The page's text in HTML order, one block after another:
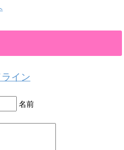
イン
名前